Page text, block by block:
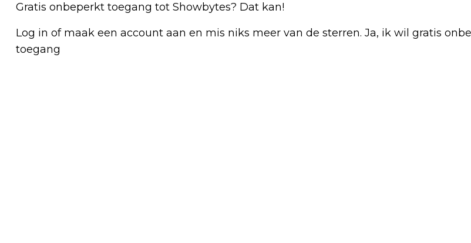
Gratis onbeperkt toegang tot Showbytes? Dat kan!
Log in of maak een account aan en mis niks meer van de sterren. Ja, ik wil gratis
toegang